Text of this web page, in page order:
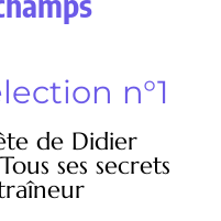
n°1
de Didier
ses secrets